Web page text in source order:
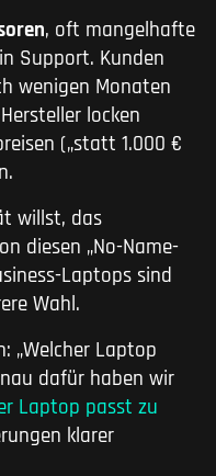
, oft mangelhafte
Support. Kunden
wenigen Monaten
locken
(„statt 1.000 €
willst, das
diesen „No-Name-
Laptops sind
Wahl.
„Welcher Laptop
dafür haben wir
Laptop passt zu
klarer